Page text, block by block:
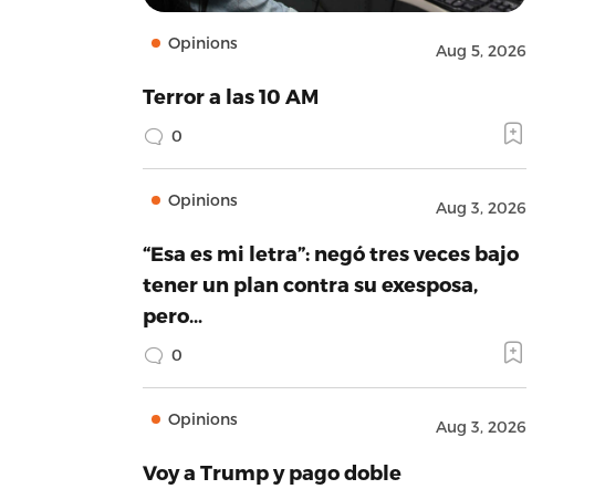
Opinions Aug 5, 2026
Terror a las 10 AM
0
Opinions Aug 3, 2026
“Esa es mi letra”: negó tres veces bajo
tener un plan contra su exesposa,
pero…
0
Opinions Aug 3, 2026
Voy a Trump y pago doble